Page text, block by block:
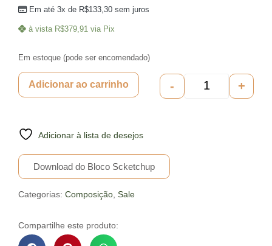
Em até 3x de R$133,30 sem juros
à vista R$379,91 via Pix
Em estoque (pode ser encomendado)
- +
Adicionar ao carrinho
Adicionar à lista de desejos
Download do Bloco Scketchup
Categorias: Composição Sale
Compartilhe este produto: